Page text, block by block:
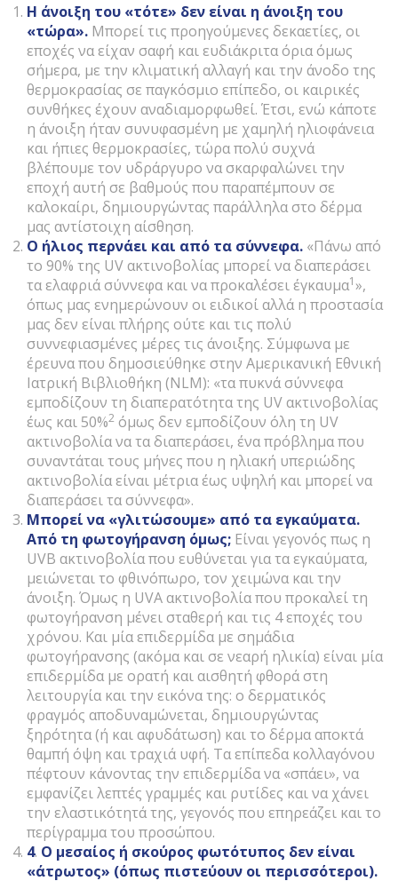
Η άνοιξη του «τότε» δεν είναι η άνοιξη του
«τώρα». Μπορεί τις προηγούμενες δεκαετίες, οι
εποχές να είχαν σαφή και ευδιάκριτα όρια όμως
σήμερα, με την κλιματική αλλαγή και την άνοδο της
θερμοκρασίας σε παγκόσμιο επίπεδο, οι καιρικές
συνθήκες έχουν αναδιαμορφωθεί. Έτσι, ενώ κάποτε
η άνοιξη ήταν συνυφασμένη με χαμηλή ηλιοφάνεια
και ήπιες θερμοκρασίες, τώρα πολύ συχνά
βλέπουμε τον υδράργυρο να σκαρφαλώνει την
εποχή αυτή σε βαθμούς που παραπέμπουν σε
καλοκαίρι, δημιουργώντας παράλληλα στο δέρμα
μας αντίστοιχη αίσθηση.
Ο ήλιος περνάει και από τα σύννεφα. «Πάνω από
το 90% της UV ακτινοβολίας μπορεί να διαπεράσει
τα ελαφριά σύννεφα και να προκαλέσει έγκαυμα1»,
όπως μας ενημερώνουν οι ειδικοί αλλά η προστασία
μας δεν είναι πλήρης ούτε και τις πολύ
συννεφιασμένες μέρες τις άνοιξης. Σύμφωνα με
έρευνα που δημοσιεύθηκε στην Αμερικανική Εθνική
Ιατρική Βιβλιοθήκη (NLM): «τα πυκνά σύννεφα
εμποδίζουν τη διαπερατότητα της UV ακτινοβολίας
έως και 50%2 όμως δεν εμποδίζουν όλη τη UV
ακτινοβολία να τα διαπεράσει, ένα πρόβλημα που
συναντάται τους μήνες που η ηλιακή υπεριώδης
ακτινοβολία είναι μέτρια έως υψηλή και μπορεί να
διαπεράσει τα σύννεφα».
Μπορεί να «γλιτώσουμε» από τα εγκαύματα.
Από τη φωτογήρανση όμως; Είναι γεγονός πως η
UVB ακτινοβολία που ευθύνεται για τα εγκαύματα,
μειώνεται το φθινόπωρο, τον χειμώνα και την
άνοιξη. Όμως η UVA ακτινοβολία που προκαλεί τη
φωτογήρανση μένει σταθερή και τις 4 εποχές του
χρόνου. Και μία επιδερμίδα με σημάδια
φωτογήρανσης (ακόμα και σε νεαρή ηλικία) είναι μία
επιδερμίδα με ορατή και αισθητή φθορά στη
λειτουργία και την εικόνα της: ο δερματικός
φραγμός αποδυναμώνεται, δημιουργώντας
ξηρότητα (ή και αφυδάτωση) και το δέρμα αποκτά
θαμπή όψη και τραχιά υφή. Τα επίπεδα κολλαγόνου
πέφτουν κάνοντας την επιδερμίδα να «σπάει», να
εμφανίζει λεπτές γραμμές και ρυτίδες και να χάνει
την ελαστικότητά της, γεγονός που επηρεάζει και το
περίγραμμα του προσώπου.
4. Ο μεσαίος ή σκούρος φωτότυπος δεν είναι
«άτρωτος» (όπως πιστεύουν οι περισσότεροι).